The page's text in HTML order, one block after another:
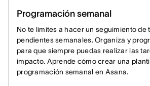
Programación semanal
No te limites a hacer un seguimiento de
pendientes semanales. Organiza y
para que siempre puedas realizar las
impacto. Aprende cómo crear una
programación semanal en Asana.